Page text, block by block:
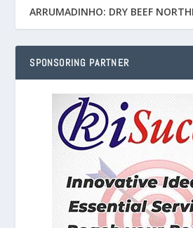
ARRUMADINHO: DRY BEEF
SPONSORING PARTNER